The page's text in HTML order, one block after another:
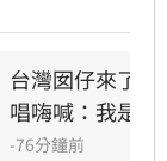
最後由
氛推向最高
台灣囡仔來了
唱嗨喊：我是誰
-76分鐘前